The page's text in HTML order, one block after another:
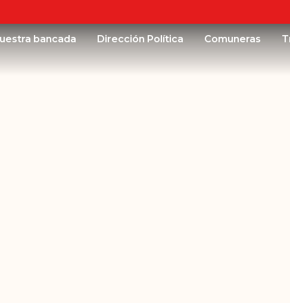
bancada Dirección Política Comuneras